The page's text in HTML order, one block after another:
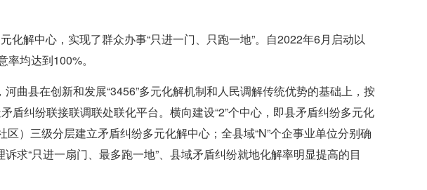
解中心，实现了群众办事“只进一门、只跑一地”。自2022年6月启动以
均达到100%。
曲县在创新和发展“3456”多元化解机制和人民调解传统优势的基础上，按
盾纠纷联接联调联处联化平台。横向建设“2”个中心，即县矛盾纠纷多元化
）三级分层建立矛盾纠纷多元化解中心；全县域“N”个企事业单位分别确
求“只进一扇门、最多跑一地”、县域矛盾纠纷就地化解率明显提高的目